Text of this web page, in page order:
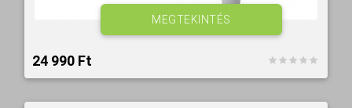
24 990 Ft‎
MEGTEKINTÉS